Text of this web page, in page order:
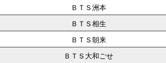
ＢＴＳ洲本
ＢＴＳ相生
ＢＴＳ朝来
ＢＴＳ大和ごせ